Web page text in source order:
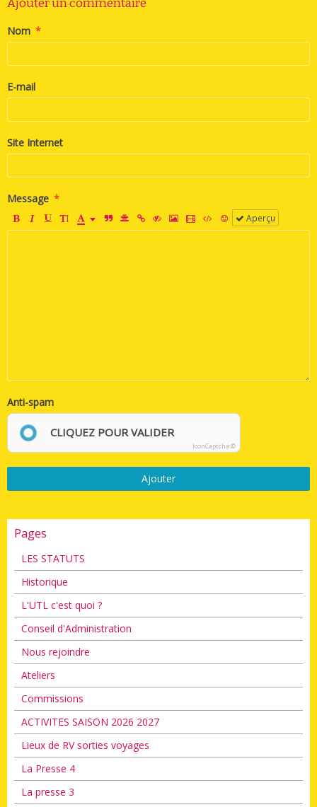
Ajouter un commentaire
Nom
E-mail
Site Internet
Message
Aperçu
Anti-spam
CLIQUEZ POUR VALIDER
IconCaptcha ©
Ajouter
Pages
LES STATUTS
Historique
L'UTL c'est quoi ?
Conseil d'Administration
Nous rejoindre
Ateliers
Commissions
ACTIVITES SAISON 2026 2027
Lieux de RV sorties voyages
La Presse 4
La presse 3